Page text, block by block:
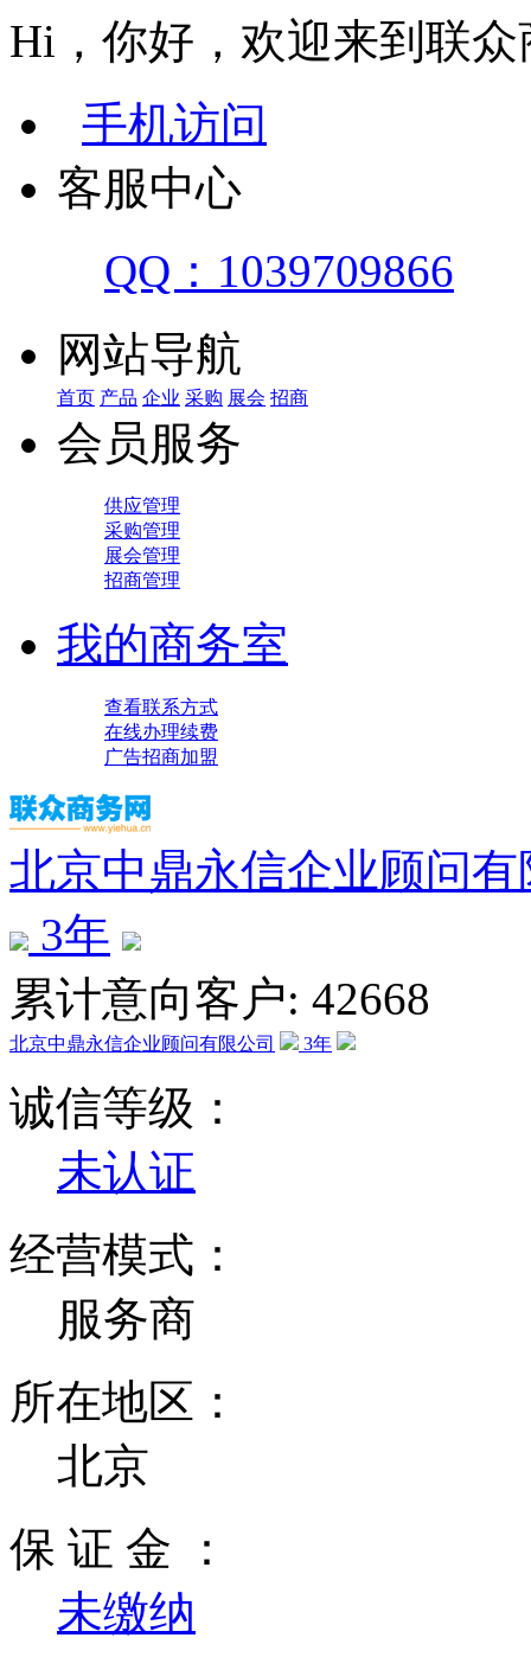
Hi，你好，欢迎来到联众
手机访问
客服中心
QQ：1039709866
网站导航
首页 产品 企业 采购 展会 招商
会员服务
供应管理
采购管理
展会管理
招商管理
我的商务室
查看联系方式
在线办理续费
广告招商加盟
北京中鼎永信企业顾问有
3年
累计意向客户: 42668
北京中鼎永信企业顾问有限公司 3年
诚信等级：
未认证
经营模式：
服务商
所在地区：
北京
保 证 金 ：
未缴纳